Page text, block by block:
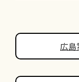
広島